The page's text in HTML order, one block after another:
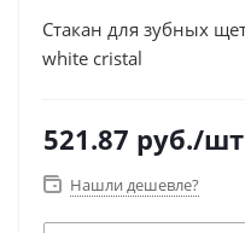
Стакан для зубных
white cristal
521.87 руб./шт
Нашли дешевле?